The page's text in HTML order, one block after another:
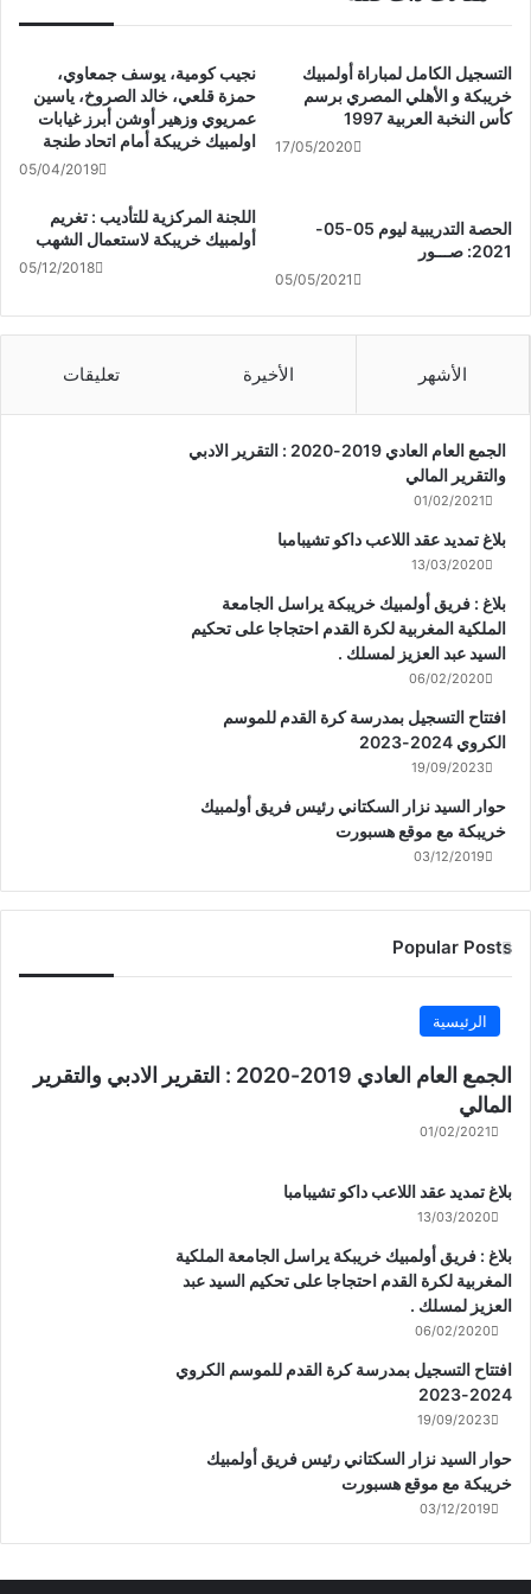
نجيب كومية، يوسف جمعاوي،
حمزة قلعي، خالد الصروخ، ياسين
عمريوي وزهير أوشن أبرز غيابات
اولمبيك خريبكة أمام اتحاد طنجة
05/04/2019
التسجيل الكامل لمباراة أولمبيك
خريبكة و الأهلي المصري برسم
كأس النخبة العربية 1997
17/05/2020
اللجنة المركزية للتأديب : تغريم
أولمبيك خريبكة لاستعمال الشهب
05/12/2018
الحصة التدريبية ليوم 05-05-
2021: صـــور
05/05/2021
الأشهر الأخيرة تعليقات
الجمع العام العادي 2019-2020 : التقرير الادبي
والتقرير المالي
01/02/2021
بلاغ تمديد عقد اللاعب داكو تشيبامبا
13/03/2020
بلاغ : فريق أولمبيك خريبكة يراسل الجامعة
الملكية المغربية لكرة القدم احتجاجا على تحكيم
السيد عبد العزيز لمسلك .
06/02/2020
افتتاح التسجيل بمدرسة كرة القدم للموسم
الكروي 2024-2023
19/09/2023
حوار السيد نزار السكتاني رئيس فريق أولمبيك
خريبكة مع موقع هسبورت
03/12/2019
Popular Posts
الرئيسية
الجمع العام العادي 2019-2020 : التقرير الادبي والتقرير
المالي
01/02/2021
بلاغ تمديد عقد اللاعب داكو تشيبامبا
13/03/2020
بلاغ : فريق أولمبيك خريبكة يراسل الجامعة الملكية
المغربية لكرة القدم احتجاجا على تحكيم السيد عبد
العزيز لمسلك .
06/02/2020
افتتاح التسجيل بمدرسة كرة القدم للموسم الكروي
2024-2023
19/09/2023
حوار السيد نزار السكتاني رئيس فريق أولمبيك
خريبكة مع موقع هسبورت
03/12/2019